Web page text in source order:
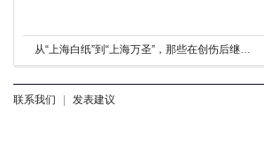
联系我们 | 发表建议